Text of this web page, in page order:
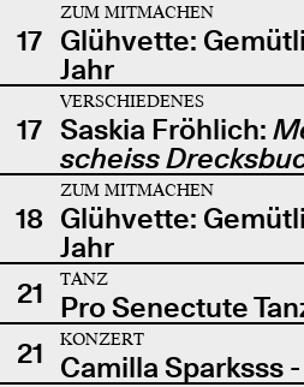
17
ZUM MITMACHEN
Glühvette:
Jahr
17
VERSCHIEDENES
Saskia Fröhlich:
scheiss
18
ZUM MITMACHEN
Glühvette:
Jahr
21
TANZ
Pro Senectute
21
KONZERT
Camilla Sparksss